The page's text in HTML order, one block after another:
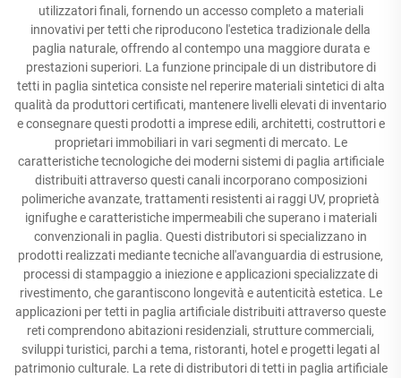
utilizzatori finali, fornendo un accesso completo a materiali
innovativi per tetti che riproducono l'estetica tradizionale della
paglia naturale, offrendo al contempo una maggiore durata e
prestazioni superiori. La funzione principale di un distributore di
tetti in paglia sintetica consiste nel reperire materiali sintetici di alta
qualità da produttori certificati, mantenere livelli elevati di inventario
e consegnare questi prodotti a imprese edili, architetti, costruttori e
proprietari immobiliari in vari segmenti di mercato. Le
caratteristiche tecnologiche dei moderni sistemi di paglia artificiale
distribuiti attraverso questi canali incorporano composizioni
polimeriche avanzate, trattamenti resistenti ai raggi UV, proprietà
ignifughe e caratteristiche impermeabili che superano i materiali
convenzionali in paglia. Questi distributori si specializzano in
prodotti realizzati mediante tecniche all'avanguardia di estrusione,
processi di stampaggio a iniezione e applicazioni specializzate di
rivestimento, che garantiscono longevità e autenticità estetica. Le
applicazioni per tetti in paglia artificiale distribuiti attraverso queste
reti comprendono abitazioni residenziali, strutture commerciali,
sviluppi turistici, parchi a tema, ristoranti, hotel e progetti legati al
patrimonio culturale. La rete di distributori di tetti in paglia artificiale